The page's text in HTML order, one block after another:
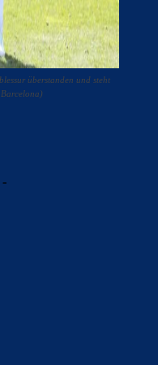
überstanden und steht